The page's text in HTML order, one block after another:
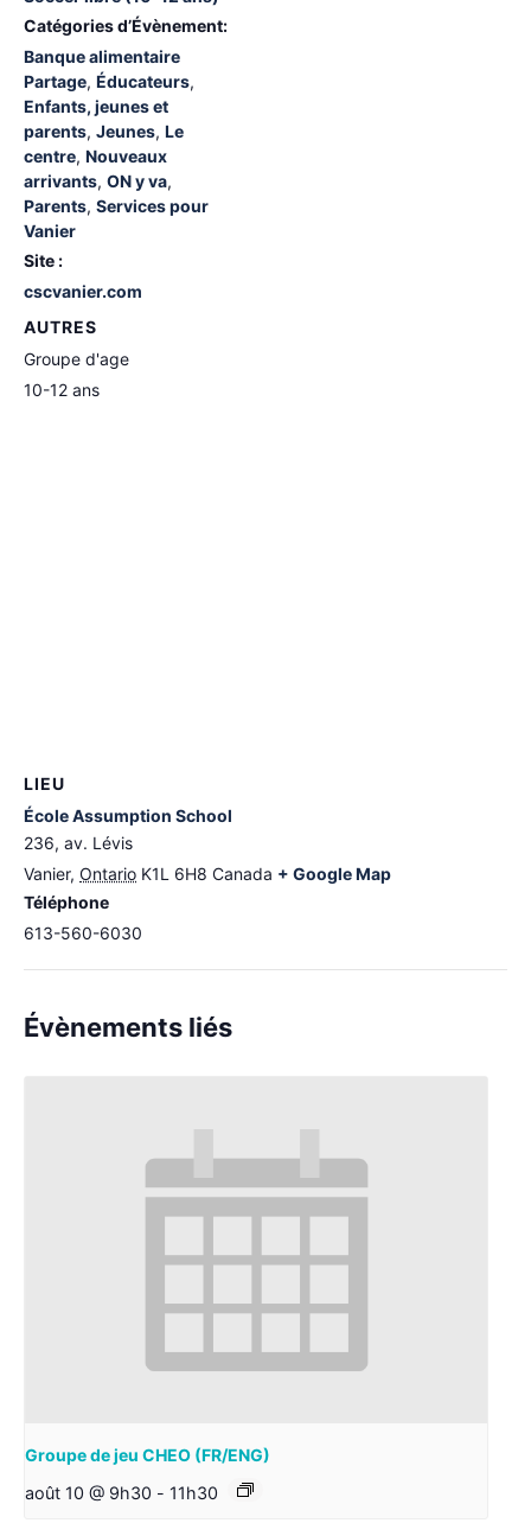
Catégories d’Évènement:
Banque alimentaire
Partage, Éducateurs,
Enfants, jeunes et
parents, Jeunes, Le
centre, Nouveaux
arrivants, ON y va,
Parents, Services pour
Vanier
Site :
cscvanier.com
AUTRES
Groupe d'age
10-12 ans
LIEU
École Assumption School
236, av. Lévis
Vanier, Ontario K1L 6H8 Canada + Google Map
Téléphone
613-560-6030
Évènements liés
Groupe de jeu CHEO (FR/ENG)
août 10 @ 9h30 - 11h30